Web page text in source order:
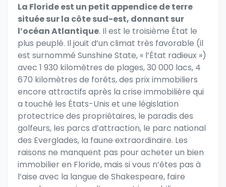
La Floride est un petit appendice de terre
située sur la côte sud-est, donnant sur
l’océan Atlantique. Il est le troisième État le
plus peuplé. Il jouit d’un climat très favorable (il
est surnommé Sunshine State, « l’État radieux »)
avec 1 930 kilomètres de plages, 30 000 lacs, 4
670 kilomètres de forêts, des prix immobiliers
encore attractifs après la crise immobilière qui
a touché les États-Unis et une législation
protectrice des propriétaires, le paradis des
golfeurs, les parcs d’attraction, le parc national
des Everglades, la faune extraordinaire. Les
raisons ne manquent pas pour acheter un bien
immobilier en Floride, mais si vous n’êtes pas à
l’aise avec la langue de Shakespeare, faire